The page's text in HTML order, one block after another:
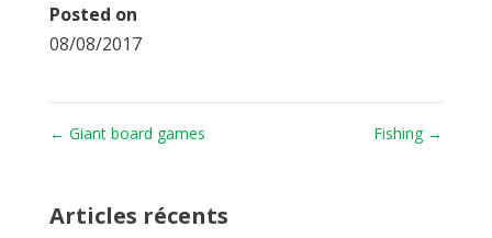
Posted on
08/08/2017
← Giant board games Fishing →
Articles récents